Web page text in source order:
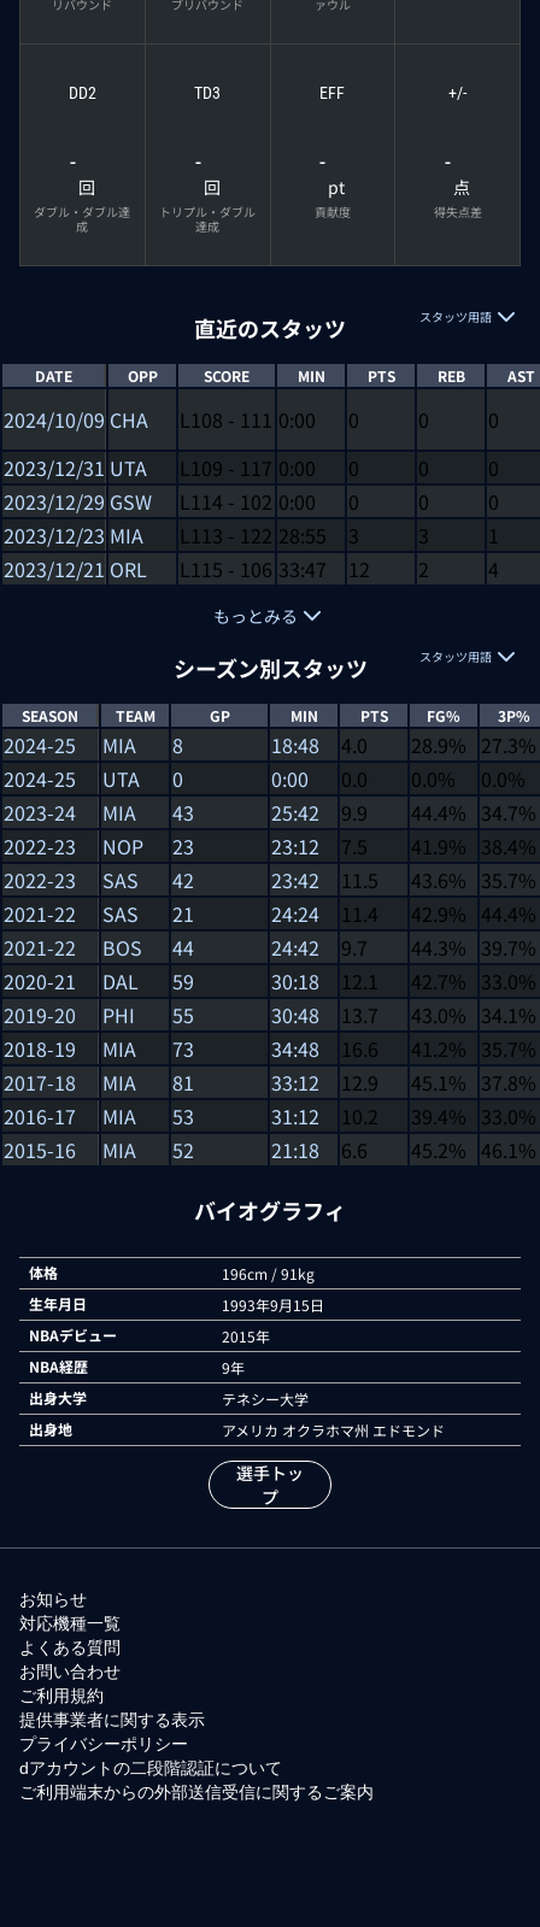
リバウンド
ブリバウンド
ァウル
DD2
-
回
ダブル・ダブル達
成
TD3
-
回
トリプル・ダブル
達成
EFF
-
pt
貢献度
+/-
-
点
得失点差
直近のスタッツ スタッツ用語
DATE OPP SCORE MIN PTS REB AST
2024/10/09 CHA L108 - 111 0:00 0 0
0
2023/12/31 UTA L109 - 117 0:00 0 0
0
2023/12/29 GSW L114 - 102 0:00 0 0
0
2023/12/23 MIA L113 - 122 28:55 3 3
1
2023/12/21 ORL L115 - 106 33:47 12 2 4
もっとみる
シーズン別スタッツ スタッツ用語
SEASON TEAM GP MIN PTS FG% 3P%
2024-25 MIA 8 18:48 4.0 28.9% 27.3%
2024-25
UTA 0 0:00 0.0 0.0%
0.0%
2023-24
MIA 43 25:42 9.9 44.4% 34.7%
2022-23
NOP 23 23:12 7.5 41.9% 38.4%
2022-23
SAS 42 23:42 11.5 43.6% 35.7%
2021-22
SAS 21 24:24 11.4 42.9% 44.4%
2021-22
BOS 44 24:42 9.7 44.3% 39.7%
2020-21
DAL 59 30:18 12.1 42.7% 33.0%
2019-20
PHI 55 30:48 13.7 43.0% 34.1%
2018-19
MIA 73 34:48 16.6 41.2% 35.7%
2017-18
MIA 81 33:12 12.9 45.1% 37.8%
2016-17
MIA 53 31:12 10.2 39.4% 33.0%
2015-16
MIA 52 21:18 6.6 45.2% 46.1%
バイオグラフィ
体格
196cm / 91kg
生年月日
1993年9月15日
NBAデビュー
2015年
NBA経歴
9年
出身大学
テネシー大学
出身地
アメリカ オクラホマ州 エドモンド
選手トッ
プ
お知らせ
対応機種一覧
よくある質問
お問い合わせ
ご利用規約
提供事業者に関する表示
プライバシーポリシー
dアカウントの二段階認証について
ご利用端末からの外部送信受信に関するご案内